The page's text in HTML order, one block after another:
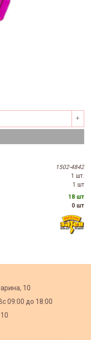
1502-4842
1 шт.
1 шт
18 шт
0 шт
10
09:00 до 18:00